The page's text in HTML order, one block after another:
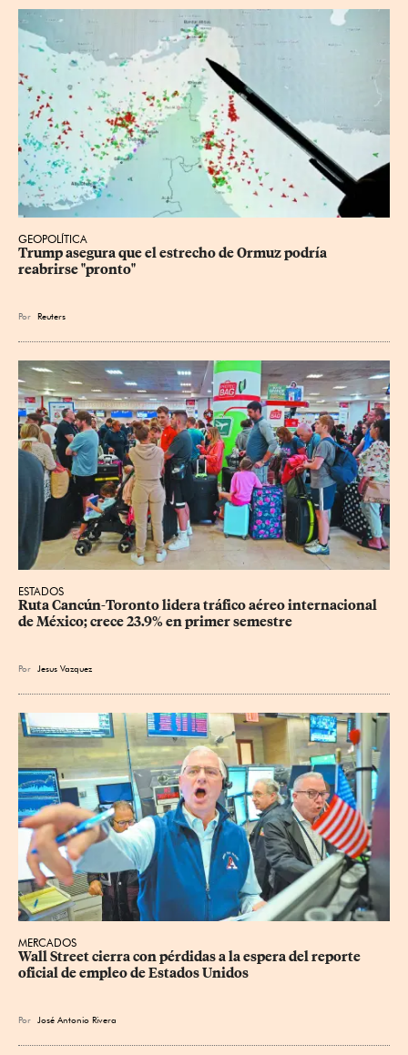
GEOPOLÍTICA
Trump asegura que el estrecho de Ormuz podría
reabrirse "pronto"
Por Reuters
ESTADOS
Ruta Cancún-Toronto lidera tráfico aéreo internacional
de México; crece 23.9% en primer semestre
Por Jesus Vazquez
MERCADOS
Wall Street cierra con pérdidas a la espera del reporte
oficial de empleo de Estados Unidos
Por José Antonio Rivera